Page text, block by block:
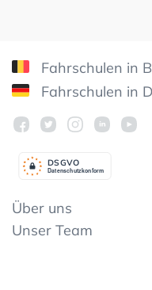
Fahrschulen in
Fahrschulen in
Datenschutzkonform
DSGVO
Über uns
Unser Team